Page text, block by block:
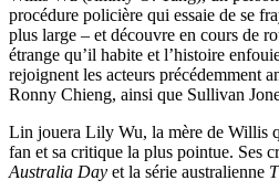
procédure policière qui essaie de se
plus large – et découvre en cours de
étrange qu’il habite et l’histoire
rejoignent les acteurs précédemment
Ronny Chieng, ainsi que Sullivan
Lin jouera Lily Wu, la mère de Willis
fan et sa critique la plus pointue. Ses
Australia Day et la série australienne